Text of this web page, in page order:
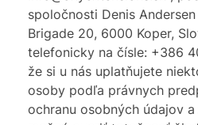
spoločnosti Denis
Brigade 20, 6000 Koper,
telefonicky na čísle: +386
že si u nás uplatňujete
osoby podľa právnych
ochranu osobných údajov